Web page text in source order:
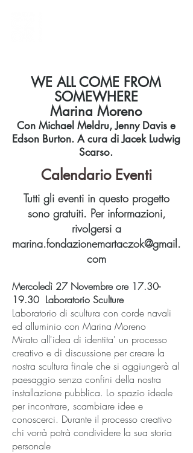
WE ALL COME FROM
SOMEWHERE
Marina Moreno
Con Michael Meldru, Jenny Davis e
Edson Burton. A cura di Jacek Ludwig
Scarso.
Calendario Eventi
Tutti gli eventi in questo progetto
sono gratuiti. Per informazioni,
rivolgersi a
marina.fondazionemartaczok@gmail.
com
Mercoledì 27 Novembre ore 17.30-
19.30 Laboratorio Sculture
Laboratorio di scultura con corde navali
ed alluminio con Marina Moreno
Mirato all'idea di identita' un processo
creativo e di discussione per creare la
nostra scultura finale che si aggiungerà al
paesaggio senza confini della nostra
installazione pubblica. Lo spazio ideale
per incontrare, scambiare idee e
conoscerci. Durante il processo creativo
chi vorrà potrà condividere la sua storia
personale